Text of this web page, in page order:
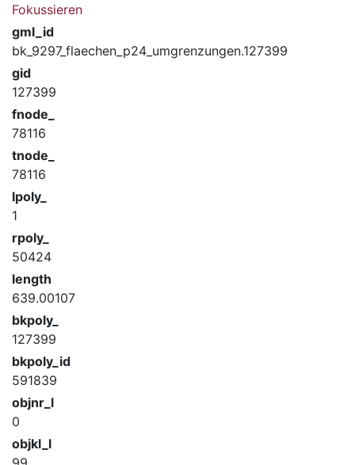
Fokussieren
gml_id
bk_9297_flaechen_p24_umgrenzungen.127399
gid
127399
fnode_
78116
tnode_
78116
lpoly_
1
rpoly_
50424
length
639.00107
bkpoly_
127399
bkpoly_id
591839
objnr_l
0
objkl_l